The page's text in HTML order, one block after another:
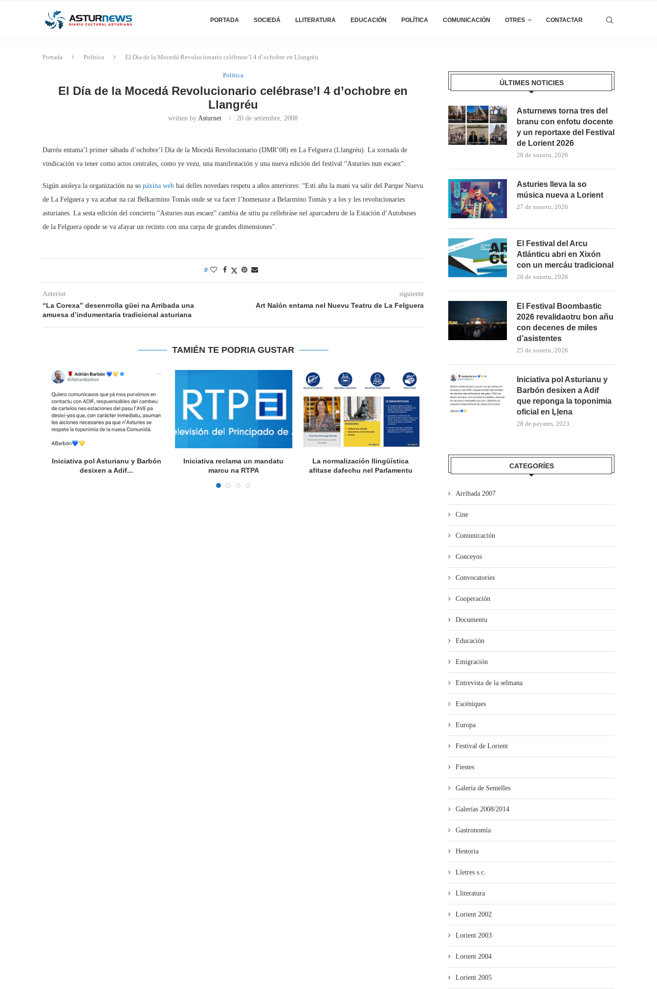
PORTADA SOCIEDÁ LLITERATURA EDUCACIÓN POLÍTICA COMUNICACIÓN OTRES CONTACTAR
Portada Política El Día de la Mocedá Revolucionario celébrase’l 4 d’ochobre en Llangréu
Política
El Día de la Mocedá Revolucionario celébrase’l 4 d’ochobre en
Llangréu
written byAsturnet 20 de setiembre, 2008
Darréu entama’l primer sábadu d’ochobre’l Día de la Mocedá Revolucionario (DMR’08) en La Felguera (Llangréu). La xornada de
vindicación va tener como actos centrales, como ye vezu, una manifestación y una nueva edición del festival “Asturies nun escaez”.
Sigún asoleya la organización na so páxina web hai delles novedaes respetu a años anteriores: “Esti añu la mani va salir del Parque Nuevu
de La Felguera y va acabar na cai Belkarmino Tomás onde se va facer l’homenaxe a Belarmino Tomás y a los y les revolucionaries
asturianes. La sesta edición del conciertu “Asturies nun escaez” cambia de sitiu pa cellebráse nel aparcaderu de la Estación d’Autobuses
de la Felguera opnde se va afayar un recintu con una carpa de grandes dimensiones”.
0
Anterior
“La Corexa” desenrrolla güei na Arribada una
amuesa d’indumentaria tradicional asturiana
siguiente
Art Nalón entama nel Nuevu Teatru de La Felguera
TAMIÉN TE PODRIA GUSTAR
Iniciativa pol Asturianu y Barbón
desixen a Adif...
Iniciativa reclama un mandatu
marcu na RTPA
La normalización llingüística
afitase dafechu nel Parlamentu
un actu n’Uviéu
ÚLTIMES NOTICIES
Asturnews torna tres del
branu con enfotu docente
y un reportaxe del Festival
de Lorient 2026
28 de xunetu, 2026
Asturies lleva la so
música nueva a Lorient
27 de xunetu, 2026
El Festival del Arcu
Atlánticu abri en Xixón
con un mercáu tradicional
26 de xunetu, 2026
El Festival Boombastic
2026 revalidaotru bon añu
con decenes de miles
d’asistentes
25 de xunetu, 2026
Iniciativa pol Asturianu y
Barbón desixen a Adif
que reponga la toponimia
oficial en Ḷḷena
28 de payares, 2023
CATEGORÍES
Arribada 2007
Cine
Comunicación
Conceyos
Convocatories
Cooperación
Documentu
Educación
Emigración
Entrevista de la selmana
Escéniques
Europa
Festival de Lorient
Fiestes
Galería de Semelles
Galerías 2008/2014
Gastronomía
Hestoria
Lletres s.c.
Lliteratura
Lorient 2002
Lorient 2003
Lorient 2004
Lorient 2005